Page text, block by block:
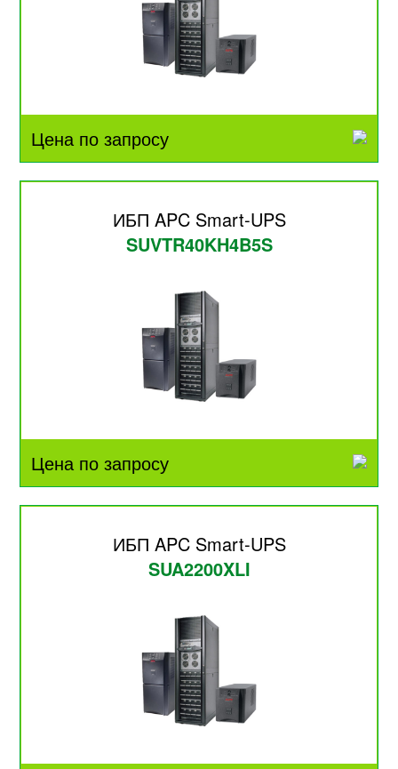
Цена по запросу
ИБП APC Smart-UPS
SUVTR40KH4B5S
Цена по запросу
ИБП APC Smart-UPS
SUA2200XLI